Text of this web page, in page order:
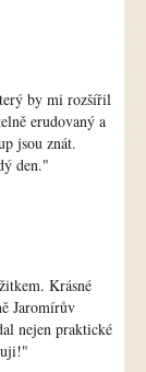
by mi rozšířil
erudovaný a
jsou znát.
den."
Krásné
Jaromírův
nejen praktické